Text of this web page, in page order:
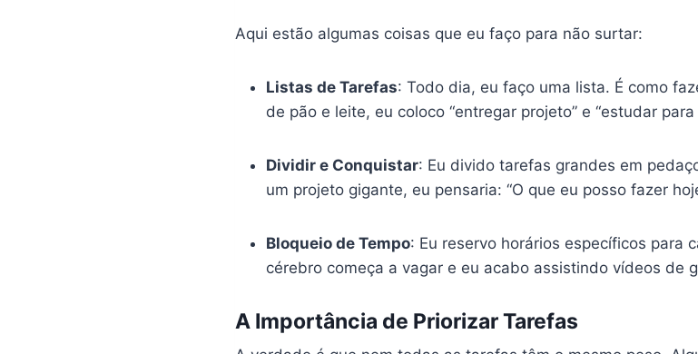
Aqui estão algumas coisas que eu faço para não surtar:
Listas de Tarefas: Todo dia, eu faço uma lista. É como
de pão e leite, eu coloco “entregar projeto” e “estudar para
Dividir e Conquistar: Eu divido tarefas grandes em
um projeto gigante, eu pensaria: “O que eu posso fazer
Bloqueio de Tempo: Eu reservo horários específicos para
cérebro começa a vagar e eu acabo assistindo vídeos de
A Importância de Priorizar Tarefas